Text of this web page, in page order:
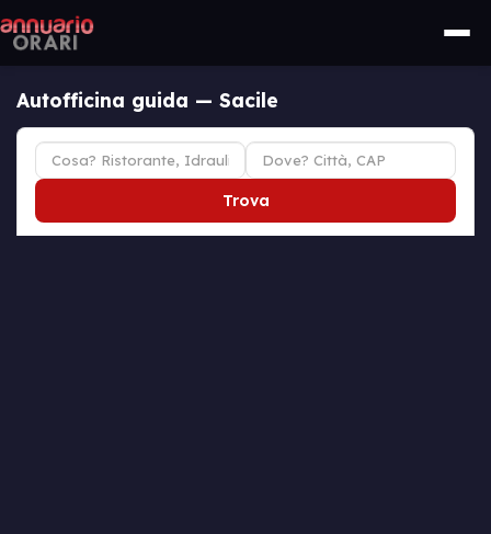
Autofficina guida — Sacile
Trova